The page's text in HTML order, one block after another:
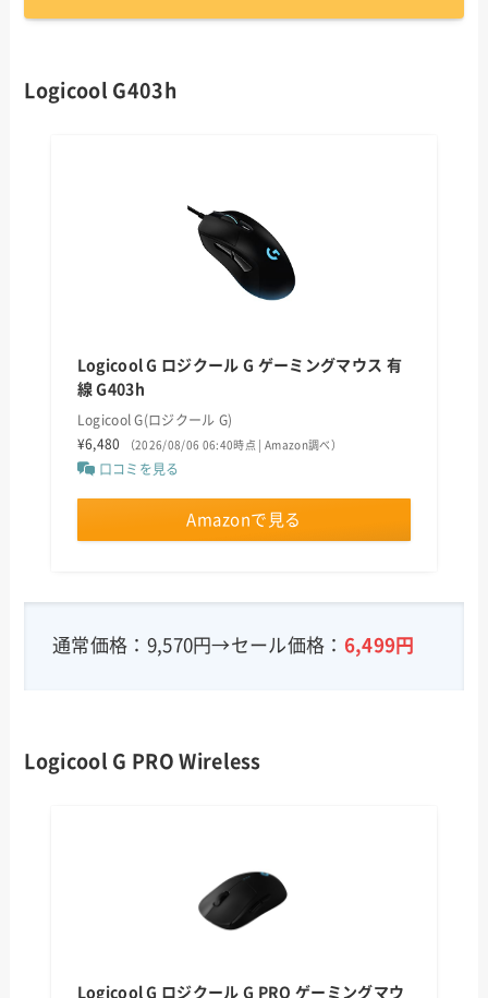
Logicool G403h
Logicool G ロジクール G ゲーミングマウス 有
線 G403h
Logicool G(ロジクール G)
¥6,480
（2026/08/06 06:40時点 | Amazon調べ）
口コミを見る
Amazonで見る
通常価格：9,570円→セール価格： 6,499円
Logicool G PRO Wireless
Logicool G ロジクール G PRO ゲーミングマウ